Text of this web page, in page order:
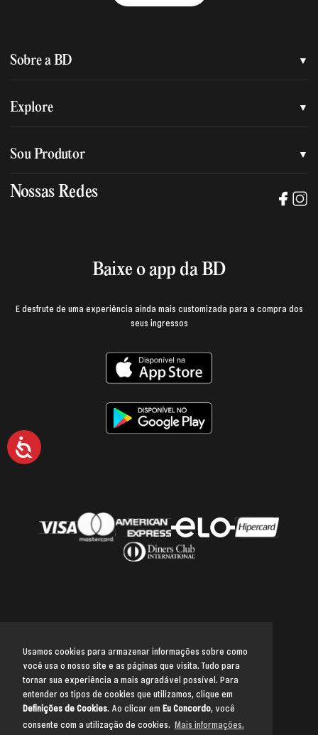
Usamos cookies para armazenar informações sobre como
você usa o nosso site e as páginas que visita. Tudo para
tornar sua experiência a mais agradável possível. Para
entender os tipos de cookies que utilizamos, clique em
Definições de Cookies. Ao clicar em Eu Concordo, você
consente com a utilização de cookies. Mais informações.
Acessibilidade
Sobre a BD
Quem somos
Política de privacidade
Explore
Assessoria de imprensa
Trabalhe na BD
Sou Produtor
Manual de mídia e da marca BD
Nossas Redes
Baixe o app da BD
E desfrute de uma experiência ainda mais customizada para a compra dos
seus ingressos
Voltar para o topo